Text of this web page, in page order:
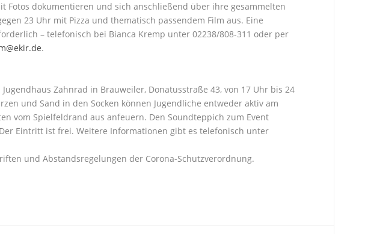
Fotos dokumentieren und sich anschließend über ihre gesammelten
23 Uhr mit Pizza und thematisch passendem Film aus. Eine
– telefonisch bei Bianca Kremp unter 02238/808-311 oder per
.
Zahnrad in Brauweiler, Donatusstraße 43, von 17 Uhr bis 24
und Sand in den Socken können Jugendliche entweder aktiv am
vom Spielfeldrand aus anfeuern. Den Soundteppich zum Event
Eintritt ist frei. Weitere Informationen gibt es telefonisch unter
und Abstandsregelungen der Corona-Schutzverordnung.